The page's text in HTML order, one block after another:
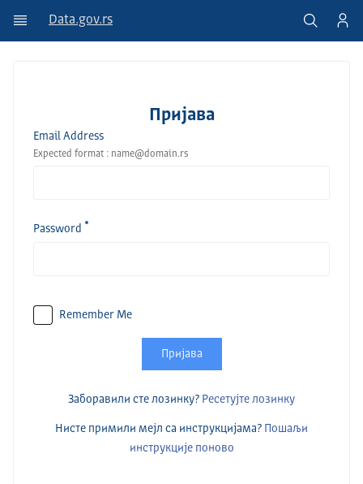
Data.gov.rs
Пријава
Email Address
Expected format : name@domain.rs
Password
Remember Me
Пријава
Заборавили сте лозинку? Ресетујте лозинку
Нисте примили мејл са инструкцијама?
Пошаљи
инструкције поново